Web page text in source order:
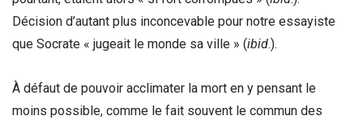
Décision d’autant plus inconcevable pour notre essayiste
que Socrate « jugeait le monde sa ville » (ibid.).
À défaut de pouvoir acclimater la mort en y pensant le
moins possible, comme le fait souvent le commun des